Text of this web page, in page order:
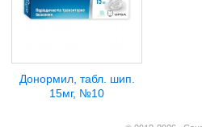
Донормил, табл. шип.
15мг, №10